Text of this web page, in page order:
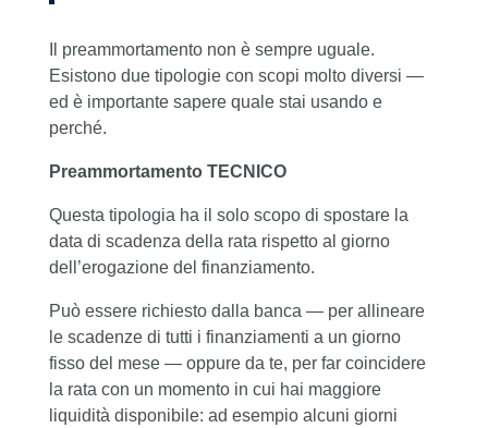
Il preammortamento non è sempre uguale.
Esistono due tipologie con scopi molto diversi —
ed è importante sapere quale stai usando e
perché.
Preammortamento TECNICO
Questa tipologia ha il solo scopo di spostare la
data di scadenza della rata rispetto al giorno
dell’erogazione del finanziamento.
Può essere richiesto dalla banca — per allineare
le scadenze di tutti i finanziamenti a un giorno
fisso del mese — oppure da te, per far coincidere
la rata con un momento in cui hai maggiore
liquidità disponibile: ad esempio alcuni giorni